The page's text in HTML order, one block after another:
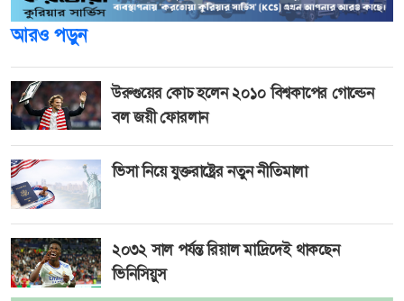
আরও পড়ুন
উরুগুয়ের কোচ হলেন ২০১০ বিশ্বকাপের গোল্ডেন
বল জয়ী ফোরলান
ভিসা নিয়ে যুক্তরাষ্ট্রের নতুন নীতিমালা
২০৩২ সাল পর্যন্ত রিয়াল মাদ্রিদেই থাকছেন
ভিনিসিয়ুস